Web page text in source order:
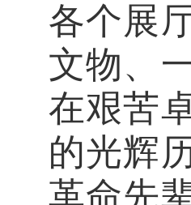
各个展
文物、
在艰苦
的光辉
革命先